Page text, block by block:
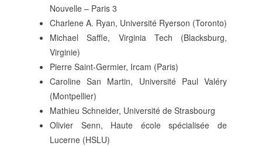
Nouvelle – Paris 3
Charlene A. Ryan, Université Ryerson (Toronto)
Michael Saffle, Virginia Tech (Blacksburg,
Virginie)
Pierre Saint-Germier, Ircam (Paris)
Caroline San Martin, Université Paul Valéry
(Montpellier)
Mathieu Schneider, Université de Strasbourg
Olivier Senn, Haute école spécialisée de
Lucerne (HSLU)